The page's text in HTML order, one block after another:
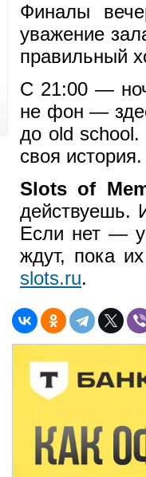
Финалы
уважение
правильный
С 21:00 —
не фон —
до old
своя история.
Slots of
действуешь.
Если нет —
ждут, пока
slots.ru.